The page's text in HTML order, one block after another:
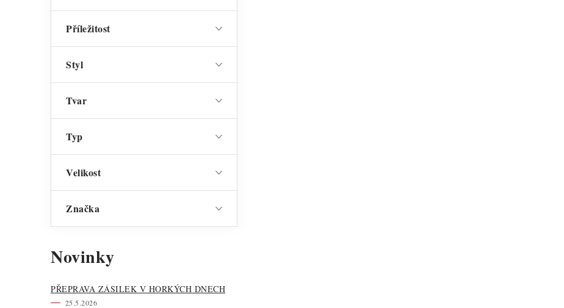
Příležitost
Styl
Tvar
Typ
Velikost
Značka
Novinky
PŘEPRAVA ZÁSILEK V HORKÝCH DNECH
25.5.2026